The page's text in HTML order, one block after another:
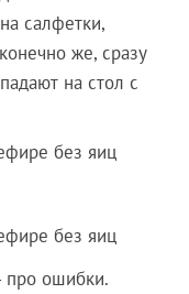
салфетки,
же, сразу
на стол с
про ошибки.